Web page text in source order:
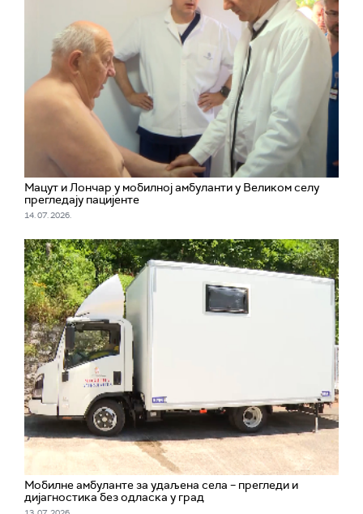
Мацут и Лончар у мобилној амбуланти у Великом селу
прегледају пацијенте
14. 07. 2026.
Мобилне амбуланте за удаљена села – прегледи и
дијагностика без одласка у град